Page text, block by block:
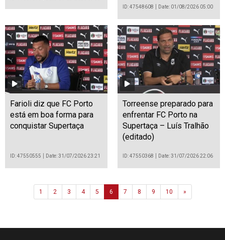
ID: 47548608 Date: 01/08/2026 05:00
Farioli diz que FC Porto
está em boa forma para
conquistar Supertaça
ID: 47550555 Date: 31/07/2026 23:21
Torreense preparado para
enfrentar FC Porto na
Supertaça – Luís Tralhão
(editado)
ID: 47550368 Date: 31/07/2026 22:06
1 2 3 4 5 6 7 8 9 10 »Next